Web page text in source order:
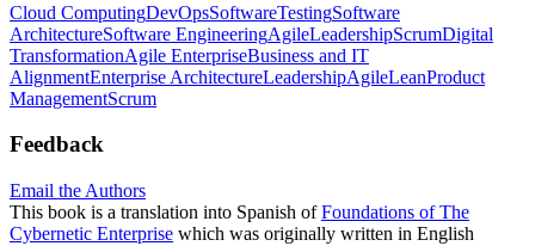
Cloud ComputingDevOpsSoftwareTestingSoftware
ArchitectureSoftware EngineeringAgileLeadershipScrumDigital
TransformationAgile EnterpriseBusiness and IT
AlignmentEnterprise ArchitectureLeadershipAgileLeanProduct
ManagementScrum
Feedback
Email the Authors
This book is a translation into Spanish ofFoundations of The
Cybernetic Enterprise which was originally written in English